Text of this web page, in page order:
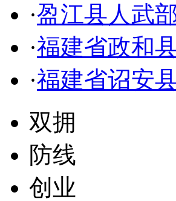
·盈江县人武
·福建省政和
·福建省诏安
双拥
防线
创业